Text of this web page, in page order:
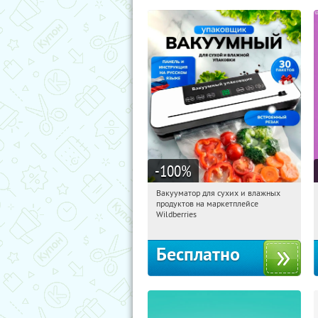
-100%
16:24:32 Получили:188
Россия
Вакууматор для сухих и влажных
продуктов на маркетплейсе
Wildberries
Бесплатно